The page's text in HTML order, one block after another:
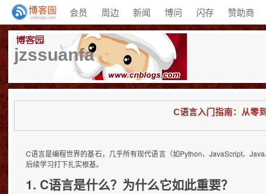
会员 周边 新闻 博问 闪存 赞助商
jzssuanfa
C语言入门指南：从零
C语言是编程世界的基石，几乎所有现代语言（如Python、JavaScript、
后续学习打下扎实根基。
1. C语言是什么？为什么它如此重要？